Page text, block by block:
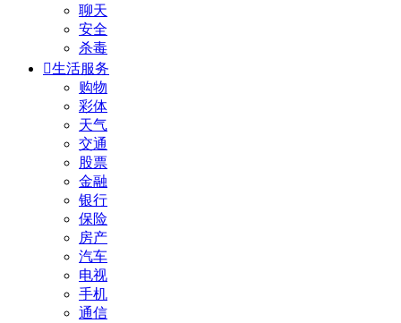
聊天
安全
杀毒
生活服务
购物
彩体
天气
交通
股票
金融
银行
保险
房产
汽车
电视
手机
通信